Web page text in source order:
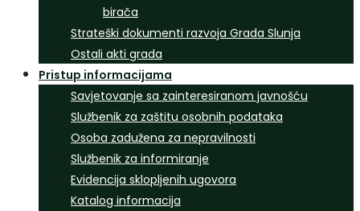
birača
Strateški dokumenti razvoja Grada Slunja
Ostali akti grada
Pristup informacijama
Savjetovanje sa zainteresiranom javnošću
Službenik za zaštitu osobnih podataka
Osoba zadužena za nepravilnosti
Službenik za informiranje
Evidencija sklopljenih ugovora
Katalog informacija